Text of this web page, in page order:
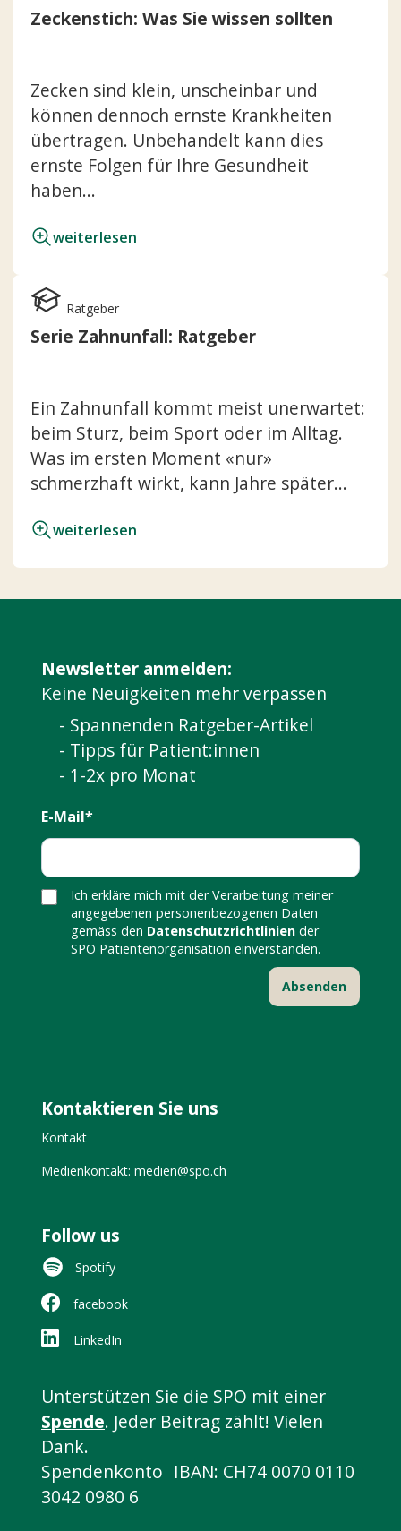
Zeckenstich: Was Sie wissen sollten
Zecken sind klein, unscheinbar und
können dennoch ernste Krankheiten
übertragen. Unbehandelt kann dies
ernste Folgen für Ihre Gesundheit
haben...
weiterlesen
Ratgeber
Serie Zahnunfall: Ratgeber
Ein Zahnunfall kommt meist unerwartet:
beim Sturz, beim Sport oder im Alltag.
Was im ersten Moment «nur»
schmerzhaft wirkt, kann Jahre später...
weiterlesen
Newsletter anmelden:
Keine Neuigkeiten mehr verpassen
- Spannenden Ratgeber-Artikel
- Tipps für Patient:innen
- 1-2x pro Monat
E-Mail*
Ich erkläre mich mit der Verarbeitung meiner
angegebenen personenbezogenen Daten
gemäss den Datenschutzrichtlinien der
SPO Patientenorganisation einverstanden.
Kontaktieren Sie uns
Kontakt
Medienkontakt: medien@spo.ch
Follow us
Spotify
facebook
LinkedIn
Unterstützen Sie die SPO mit einer
Spende. Jeder Beitrag zählt! Vielen
Dank.
Spendenkonto IBAN: CH74 0070 0110
3042 0980 6